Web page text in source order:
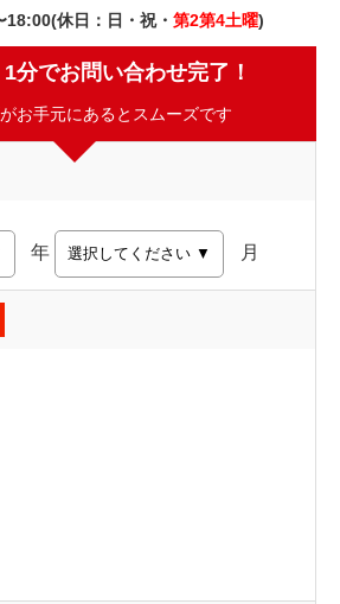
休日：日・祝・ 第2第4土曜)
分でお問い合わせ完了！
お手元にあるとスムーズです
年 月